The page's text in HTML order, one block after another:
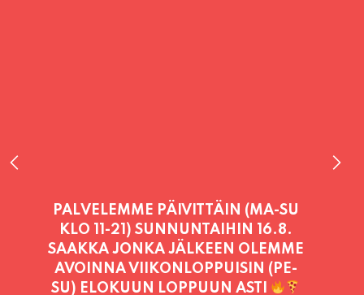
PALVELEMME TÄNÄÄN:
PERJANTAI11:00 - 21:00
PALVELEMME PÄIVITTÄIN (MA-SU
KLO 11-21) SUNNUNTAIHIN 16.8.